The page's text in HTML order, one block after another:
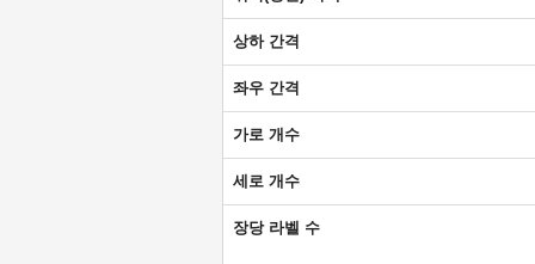
상하 간격
좌우 간격
가로 개수
세로 개수
장당 라벨 수